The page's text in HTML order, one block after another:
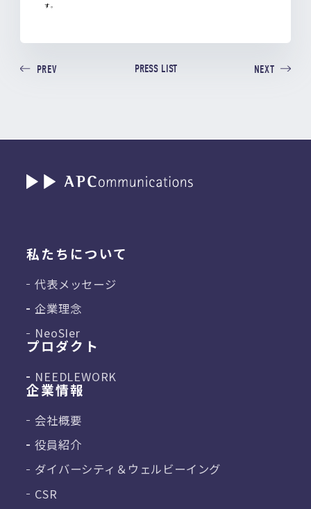
す。
PREV PRESS LIST NEXT
私たちについて
代表メッセージ
企業理念
NeoSIer
プロダクト
NEEDLEWORK
企業情報
会社概要
役員紹介
ダイバーシティ＆ ウェルビーイング
CSR